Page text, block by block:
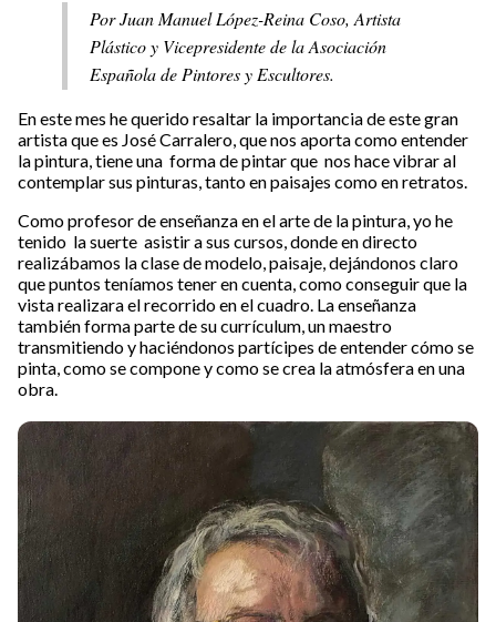
Por Juan Manuel López-Reina Coso, Artista
Plástico y Vicepresidente de la Asociación
Española de Pintores y Escultores.
En este mes he querido resaltar la importancia de este gran
artista que es José Carralero, que nos aporta como entender
la pintura, tiene una forma de pintar que nos hace vibrar al
contemplar sus pinturas, tanto en paisajes como en retratos.
Como profesor de enseñanza en el arte de la pintura, yo he
tenido la suerte asistir a sus cursos, donde en directo
realizábamos la clase de modelo, paisaje, dejándonos claro
que puntos teníamos tener en cuenta, como conseguir que la
vista realizara el recorrido en el cuadro. La enseñanza
también forma parte de su currículum, un maestro
transmitiendo y haciéndonos partícipes de entender cómo se
pinta, como se compone y como se crea la atmósfera en una
obra.